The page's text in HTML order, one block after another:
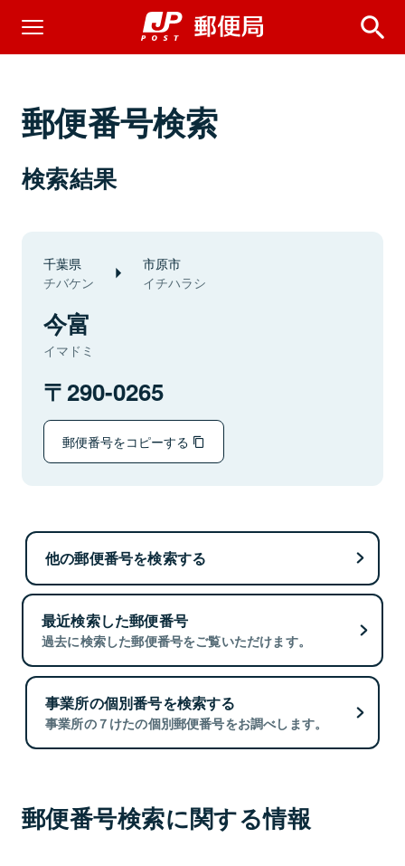
郵便番号検索
検索結果
千葉県
チバケン
市原市
イチハラシ
今富
イマドミ
290-0265
郵便番号をコピーする
他の郵便番号を検索する
最近検索した郵便番号
過去に検索した郵便番号をご覧いただけます。
事業所の個別番号を検索する
事業所の７けたの個別郵便番号をお調べします。
郵便番号検索に関する情報